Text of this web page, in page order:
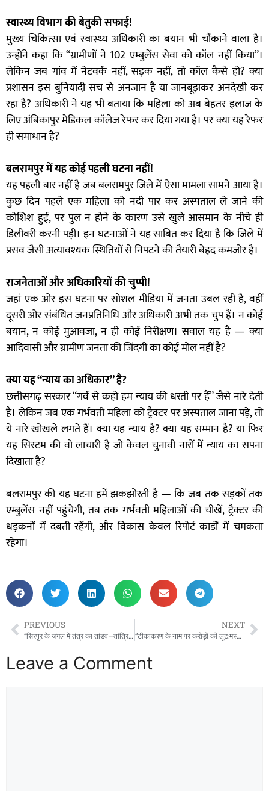
स्वास्थ्य विभाग की बेतुकी सफाई!
मुख्य चिकित्सा एवं स्वास्थ्य अधिकारी का बयान भी चौंकाने वाला है।
उन्होंने कहा कि “ग्रामीणों ने 102 एम्बुलेंस सेवा को कॉल नहीं किया”।
लेकिन जब गांव में नेटवर्क नहीं, सड़क नहीं, तो कॉल कैसे हो? क्या
प्रशासन इस बुनियादी सच से अनजान है या जानबूझकर अनदेखी कर
रहा है? अधिकारी ने यह भी बताया कि महिला को अब बेहतर इलाज के
लिए अंबिकापुर मेडिकल कॉलेज रेफर कर दिया गया है। पर क्या यह रेफर
ही समाधान है?
बलरामपुर में यह कोई पहली घटना नहीं!
यह पहली बार नहीं है जब बलरामपुर जिले में ऐसा मामला सामने आया है।
कुछ दिन पहले एक महिला को नदी पार कर अस्पताल ले जाने की
कोशिश हुई, पर पुल न होने के कारण उसे खुले आसमान के नीचे ही
डिलीवरी करनी पड़ी। इन घटनाओं ने यह साबित कर दिया है कि जिले में
प्रसव जैसी अत्यावश्यक स्थितियों से निपटने की तैयारी बेहद कमजोर है।
राजनेताओं और अधिकारियों की चुप्पी!
जहां एक ओर इस घटना पर सोशल मीडिया में जनता उबल रही है, वहीं
दूसरी ओर संबंधित जनप्रतिनिधि और अधिकारी अभी तक चुप हैं। न कोई
बयान, न कोई मुआवजा, न ही कोई निरीक्षण। सवाल यह है — क्या
आदिवासी और ग्रामीण जनता की जिंदगी का कोई मोल नहीं है?
क्या यह “न्याय का अधिकार” है?
छत्तीसगढ़ सरकार “गर्व से कहो हम न्याय की धरती पर हैं” जैसे नारे देती
है। लेकिन जब एक गर्भवती महिला को ट्रैक्टर पर अस्पताल जाना पड़े, तो
ये नारे खोखले लगते हैं। क्या यह न्याय है? क्या यह सम्मान है? या फिर
यह सिस्टम की वो लाचारी है जो केवल चुनावी नारों में न्याय का सपना
दिखाता है?
बलरामपुर की यह घटना हमें झकझोरती है — कि जब तक सड़कों तक
एम्बुलेंस नहीं पहुंचेगी, तब तक गर्भवती महिलाओं की चीखें, ट्रैक्टर की
धड़कनों में दबती रहेंगी, और विकास केवल रिपोर्ट कार्डों में चमकता
रहेगा।
PREVIOUS
“सिरपुर के जंगल में तंत्र का तांडव—तांत्रिकों के कब्ज़े में धरोहर, जंगल में मिली रहस्यमयी पूजा सामग्री!
NEXT
“टीकाकरण के नाम पर करोड़ों की लूट:मस्तूरी से कोटा तक अफसरों की करतूत बेनकाब – संघ ने CMHO को दी अंतिम चेतावनी”
Leave a Comment